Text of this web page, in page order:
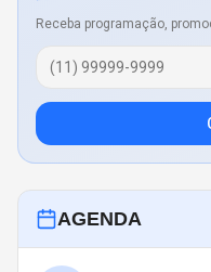
Receba programação,
AGENDA